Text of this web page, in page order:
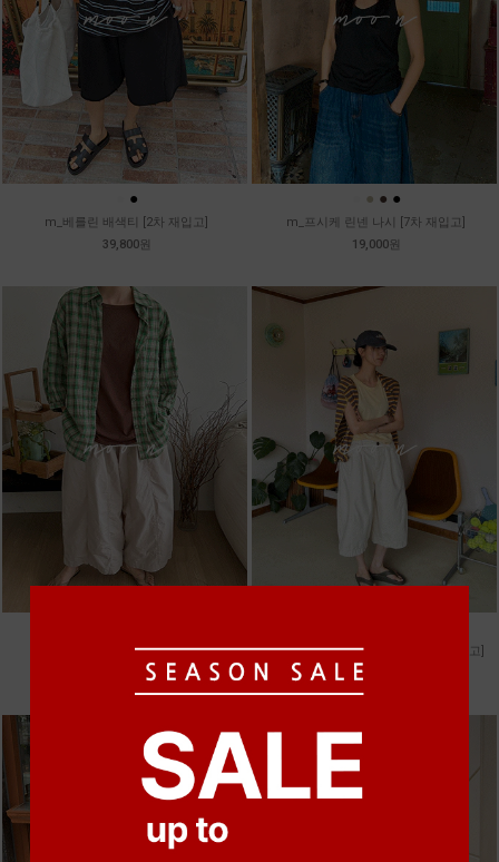
●
m_베를린 배색티 [2차 재입고]
39,800원
● ● ●
m_프시케 린넨 나시 [7차 재입고]
19,000원
m_비휴 체크 박시셔츠
52,000원
m_헤세드 스티치 데님팬츠 [4차 재입고]
87,000원